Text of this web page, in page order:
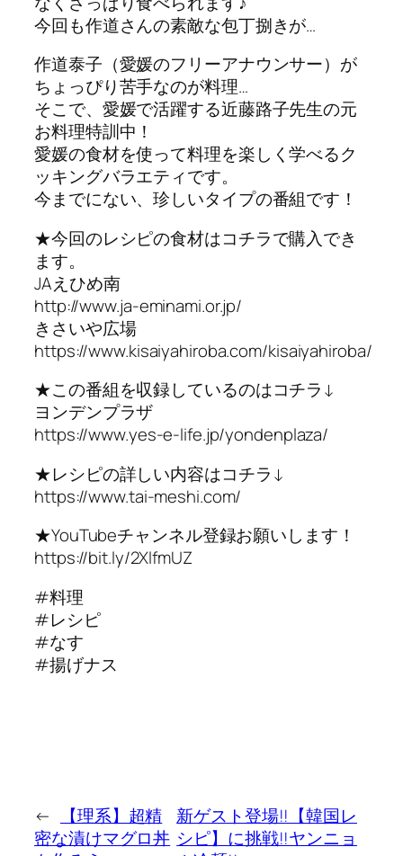
今回も作道さんの素敵な包丁捌きが…
作道泰子（愛媛のフリーアナウンサー）が
ちょっぴり苦手なのが料理…
そこで、愛媛で活躍する近藤路子先生の元
お料理特訓中！
愛媛の食材を使って料理を楽しく学べるク
ッキングバラエティです。
今までにない、珍しいタイプの番組です！
★今回のレシピの食材はコチラで購入でき
ます。
JAえひめ南
http://www.ja-eminami.or.jp/
きさいや広場
https://www.kisaiyahiroba.com/kisaiyahiroba/
★この番組を収録しているのはコチラ↓
ヨンデンプラザ
https://www.yes-e-life.jp/yondenplaza/
★レシピの詳しい内容はコチラ↓
https://www.tai-meshi.com/
★YouTubeチャンネル登録お願いします！
https://bit.ly/2XlfmUZ
#料理
#レシピ
#なす
#揚げナス
←
【理系】超精
密な漬けマグロ丼
新ゲスト登場!!【韓国レ
シピ】に挑戦!!ヤンニョ